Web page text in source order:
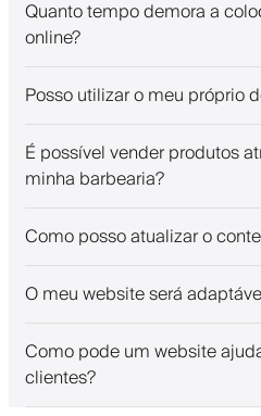
Quanto tempo demora a
online?
Posso utilizar o meu próprio
É possível vender produtos
minha barbearia?
Como posso atualizar o
O meu website será
Como pode um website
clientes?